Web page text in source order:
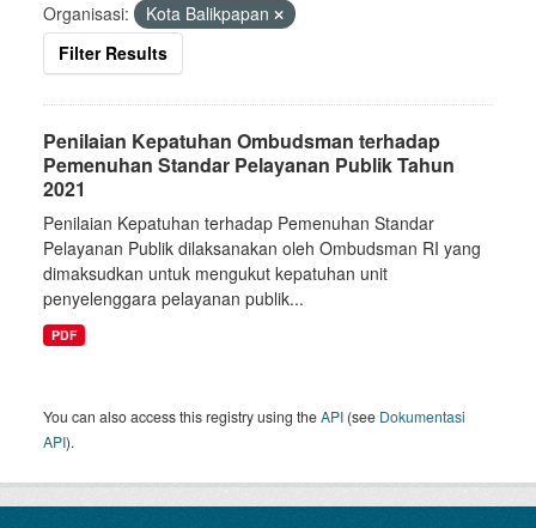
Organisasi:
Kota Balikpapan
Filter Results
Penilaian Kepatuhan Ombudsman terhadap
Pemenuhan Standar Pelayanan Publik Tahun
2021
Penilaian Kepatuhan terhadap Pemenuhan Standar
Pelayanan Publik dilaksanakan oleh Ombudsman RI yang
dimaksudkan untuk mengukut kepatuhan unit
penyelenggara pelayanan publik...
PDF
You can also access this registry using theAPI (see Dokumentasi
API).